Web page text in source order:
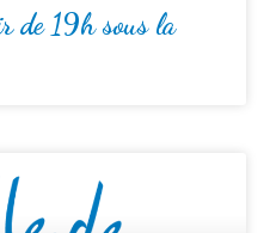
19h sous la